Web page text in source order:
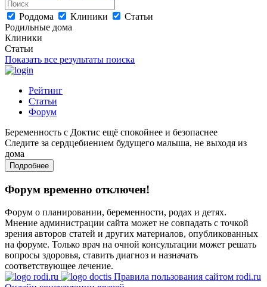
Роддома Клиники
Статьи
Родильные дома
Клиники
Статьи
Показать все результаты поиска
Рейтинг
Статьи
Форум
Беременность с Доктис ещё спокойнее и безопаснее
Следите за сердцебиением будущего малыша, не выходя из
дома
Подробнее
Форум временно отключен!
Форум о планировании, беременности, родах и детях.
Мнение администрации сайта может не совпадать с точкой
зрения авторов статей и других материалов, опубликованных
на форуме. Только врач на очной консультации может решать
вопросы здоровья, ставить диагноз и назначать
соответствующее лечение.
Правила пользования сайтом rodi.ru